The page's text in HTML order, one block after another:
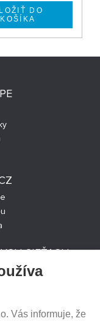
SIEŤACH
Vás informuje, že